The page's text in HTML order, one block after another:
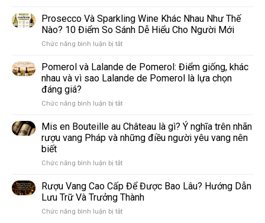
giống
nho
trắng
làm
vang
phổ
thế
Prosecco Và Sparkling Wine Khác Nhau Như Thế
Nào? 10 Điểm So Sánh Dễ Hiểu Cho Người Mới
Chức năng bình luận bị tắtở
Và
Sparkling
Wine
Nhau
Thế
Nào?
10
So
Dễ
Hiểu
Người
Pomerol và Lalande de Pomerol: Điểm giống, khác
nhau và vì sao Lalande de Pomerol là lựa chọn
đáng giá?
Chức năng bình luận bị tắtở
và
Lalande
de
Điểm
khác
nhau
và
vì
Mis en Bouteille au Château là gì? Ý nghĩa trên nhãn
rượu vang Pháp và những điều người yêu vang nên
biết
Chức năng bình luận bị tắtở
en
Bouteille
au
Château
Rượu Vang Cao Cấp Để Được Bao Lâu? Hướng Dẫn
Lưu Trữ Và Trưởng Thành
Chức năng bình luận bị tắtở